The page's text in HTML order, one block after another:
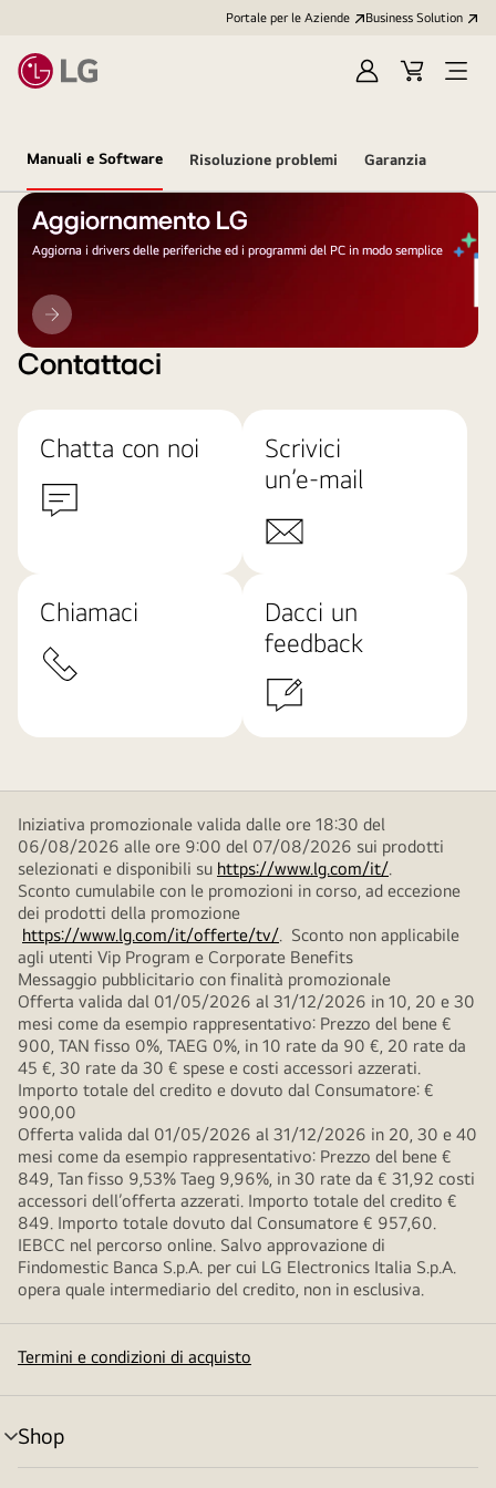
Portale per le Aziende Business Solution
AccediCart
Open
Manuali e Software Risoluzione problemi Garanzia
Aggiornamento LG
Aggiorna i drivers delle periferiche ed i programmi del PC in modo semplice
Aggiornamento
LG
Contattaci
Chatta con noi
Scrivici
un’e-mail
Chiamaci
Dacci un
feedback
Iniziativa promozionale valida dalle ore 18:30 del
06/08/2026 alle ore 9:00 del 07/08/2026 sui prodotti
selezionati e disponibili su https://www.lg.com/it/.
Sconto cumulabile con le promozioni in corso, ad eccezione
dei prodotti della promozione
https://www.lg.com/it/offerte/tv/. Sconto non applicabile
agli utenti Vip Program e Corporate Benefits
Messaggio pubblicitario con finalità promozionale
Offerta valida dal 01/05/2026 al 31/12/2026 in 10, 20 e 30
mesi come da esempio rappresentativo: Prezzo del bene €
900, TAN fisso 0%, TAEG 0%, in 10 rate da 90 €, 20 rate da
45 €, 30 rate da 30 € spese e costi accessori azzerati.
Importo totale del credito e dovuto dal Consumatore: €
900,00
Offerta valida dal 01/05/2026 al 31/12/2026 in 20, 30 e 40
mesi come da esempio rappresentativo: Prezzo del bene €
849, Tan fisso 9,53% Taeg 9,96%, in 30 rate da € 31,92 costi
accessori dell’offerta azzerati. Importo totale del credito €
849. Importo totale dovuto dal Consumatore € 957,60.
IEBCC nel percorso online. Salvo approvazione di
Findomestic Banca S.p.A. per cui LG Electronics Italia S.p.A.
opera quale intermediario del credito, non in esclusiva.
Termini e condizioni di acquisto
Shop
Attivazione
menu